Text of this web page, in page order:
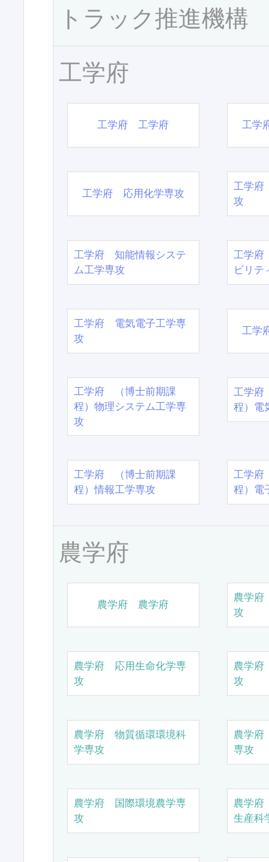
トラック推進機構
工学府
工学府 工学府 工学
工学府 応用化学専攻
工学府
攻
工学府 知能情報システ
ム工学専攻
工学府
ビリテ
工学府 電気電子工学専
攻
工学
工学府 （博士前期課
程）物理システム工学専
攻
工学
程）電
工学府 （博士前期課
程）情報工学専攻
工学
程）電
農学府
農学府 農学府
農学
攻
農学府 応用生命化学専
攻
農学
攻
農学府 物質循環環境科
学専攻
農学
専攻
農学府 国際環境農学専
攻
農学
生産科